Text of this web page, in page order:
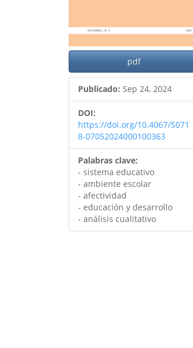
pdf
Publicado: Sep 24, 2024
DOI:
https://doi.org/10.4067/S071
8-07052024000100363
Palabras clave:
- sistema educativo
- ambiente escolar
- afectividad
- educación y desarrollo
- análisis cualitativo